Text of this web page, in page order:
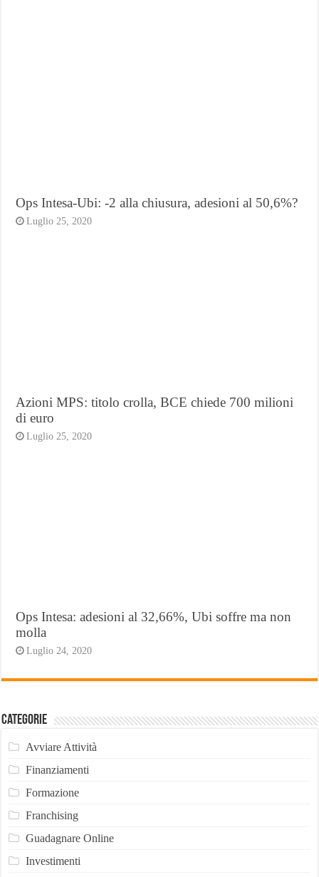
Ops Intesa-Ubi: -2 alla chiusura, adesioni al 50,6%?
Luglio 25, 2020
Azioni MPS: titolo crolla, BCE chiede 700 milioni
di euro
Luglio 25, 2020
Ops Intesa: adesioni al 32,66%, Ubi soffre ma non
molla
Luglio 24, 2020
Categorie
Avviare Attività
Finanziamenti
Formazione
Franchising
Guadagnare Online
Investimenti